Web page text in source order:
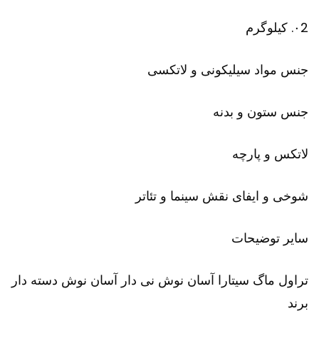
۰2. کیلوگرم
جنس مواد سیلیکونی و لاتکسی
جنس ستون و بدنه
لاتکس و پارچه
شوخی و ایفای نقش سینما و تئاتر
سایر توضیحات
تراول ماگ سیتارا آسان نوش نی دار آسان نوش دسته دار
برند